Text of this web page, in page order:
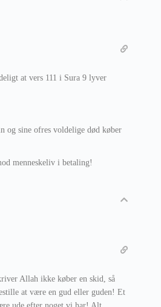
at vers 111 i Sura 9 lyver
og sine ofres voldelige død køber
menneskeliv i betaling!
Allah ikke køber en skid, så
at være en gud eller guden! Et